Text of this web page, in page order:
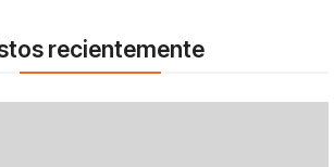
recientemente